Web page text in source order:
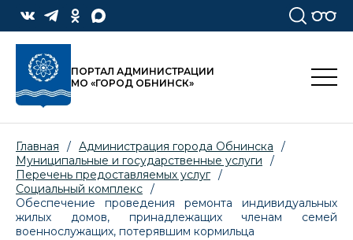
ПОРТАЛ АДМИНИСТРАЦИИ
МО «ГОРОД ОБНИНСК»
Главная / Администрация города Обнинска
/
Муниципальные и государственные услуги
/
Перечень предоставляемых услуг /
Социальный комплекс /
Обеспечение проведения ремонта индивидуальных
жилых домов, принадлежащих членам семей
военнослужащих, потерявшим кормильца